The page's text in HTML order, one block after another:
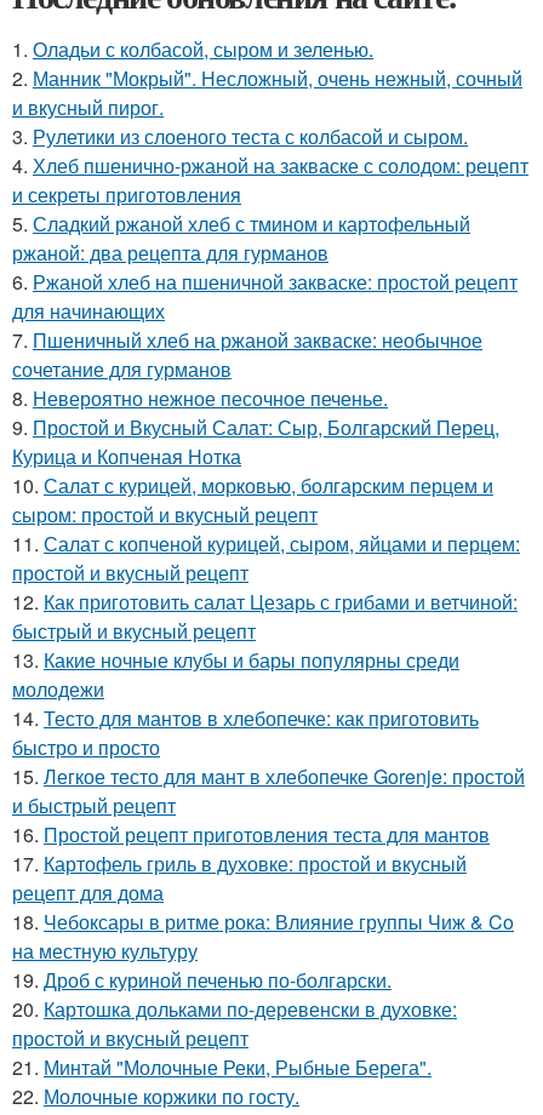
1. Оладьи с колбасой, сыром и зеленью.
2. Манник "Мокрый". Несложный, очень нежный, сочный
и вкусный пирог.
3. Рулетики из слоеного теста с колбасой и сыром.
4. Хлеб пшенично-ржаной на закваске с солодом: рецепт
и секреты приготовления
5. Сладкий ржаной хлеб с тмином и картофельный
ржаной: два рецепта для гурманов
6. Ржаной хлеб на пшеничной закваске: простой рецепт
для начинающих
7. Пшеничный хлеб на ржаной закваске: необычное
сочетание для гурманов
8. Невероятно нежное песочное печенье.
9. Простой и Вкусный Салат: Сыр, Болгарский Перец,
Курица и Копченая Нотка
10. Салат с курицей, морковью, болгарским перцем и
сыром: простой и вкусный рецепт
11. Салат с копченой курицей, сыром, яйцами и перцем:
простой и вкусный рецепт
12. Как приготовить салат Цезарь с грибами и ветчиной:
быстрый и вкусный рецепт
13. Какие ночные клубы и бары популярны среди
молодежи
14. Тесто для мантов в хлебопечке: как приготовить
быстро и просто
15. Легкое тесто для мант в хлебопечке Gorenje: простой
и быстрый рецепт
16. Простой рецепт приготовления теста для мантов
17. Картофель гриль в духовке: простой и вкусный
рецепт для дома
18. Чебоксары в ритме рока: Влияние группы Чиж & Co
на местную культуру
19. Дроб с куриной печенью по-болгарски.
20. Картошка дольками по-деревенски в духовке:
простой и вкусный рецепт
21. Минтай "Молочные Реки, Рыбные Берега".
22. Молочные коржики по госту.